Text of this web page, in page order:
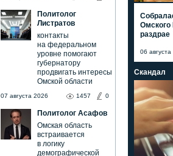
Политолог
Листратов
контакты
на федеральном
уровне помогают
губернатору
продвигать интересы
Омской области
1457 0
07 августа 2026
Политолог Асафов
Омская область
встраивается
в логику
демографической
Омского
раздрае
06
Скандал